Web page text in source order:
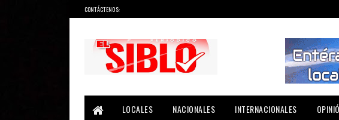
CONTÁCTENOS:
LOCALES
NACIONALES INTERNACIONALES